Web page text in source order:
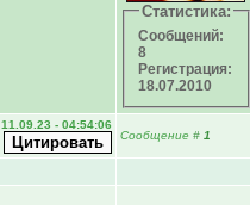
Статистика:
Сообщений:
8
Регистрация:
18.07.2010
11.09.23 - 04:54:06
Сообщение # 1